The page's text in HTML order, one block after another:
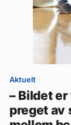
Aktuelt
– Bildet
preget av